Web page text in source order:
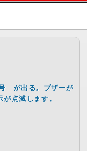
が出る。ブザーが
が点滅します。